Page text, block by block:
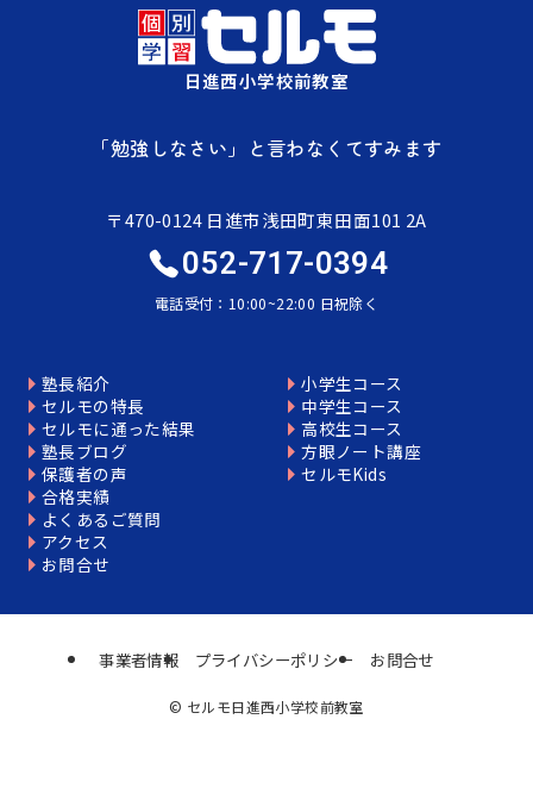
日進西小学校前教室
「勉強しなさい」と言わなくてすみます
〒470-0124 日進市浅田町東田面101 2A
052-717-0394
電話受付：10:00~22:00 日祝除く
塾長紹介
セルモの特長
セルモに通った結果
塾長ブログ
保護者の声
合格実績
小学生コース
中学生コース
高校生コース
方眼ノート講座
セルモKids
よくあるご質問
アクセス
お問合せ
事業者情報 プライバシーポリシー お問合せ
© セルモ日進西小学校前教室